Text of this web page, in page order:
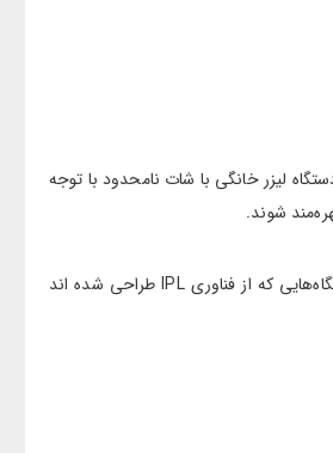
لیزر خانگی با شات نامحدود با توجه
شوند.
قیمت دستگاه‌ لیزر خانگی برای ناحیه تناسلی متناسب با عوامل مختلفی از جمله برند سازنده، نوع فناوری به کار رفته و قابلیت‌های جانبی همچون سیستم خنک‌کننده متغیر است. دستگاه‌هایی که از فناوری IPL طراحی شده اند